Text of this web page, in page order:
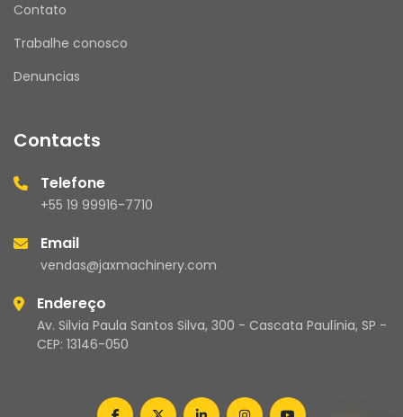
Contato
Trabalhe conosco
Denuncias
Contacts
Telefone
+55 19 99916-7710
Email
vendas@jaxmachinery.com
Endereço
Av. Silvia Paula Santos Silva, 300 - Cascata Paulínia, SP -
CEP: 13146-050